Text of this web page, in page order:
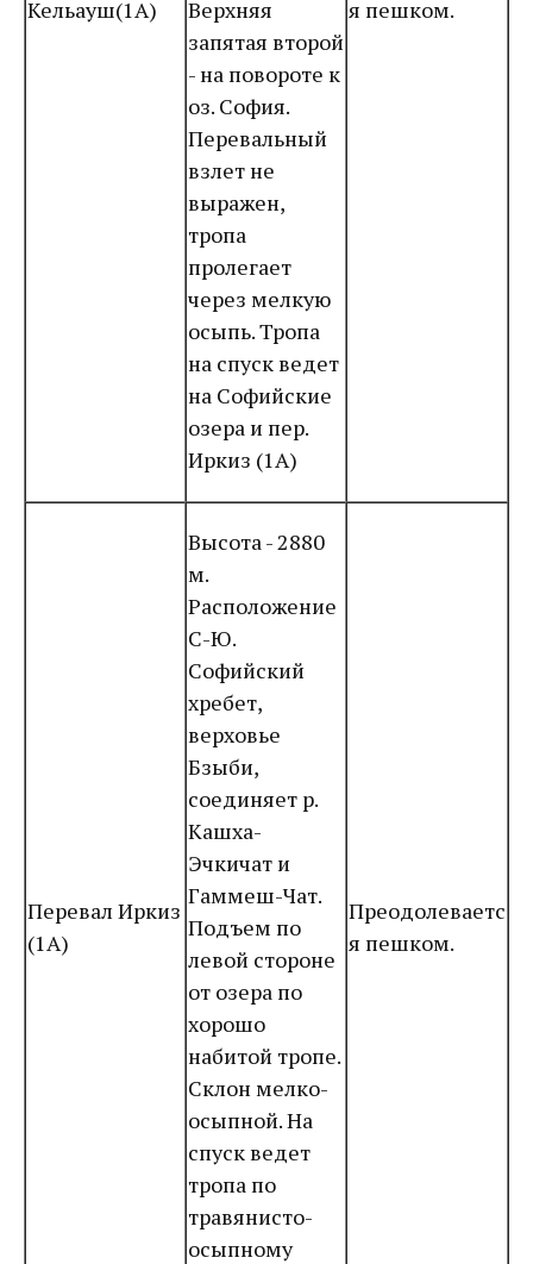
Кельауш(1А)
Верхняя
запятая второй
- на повороте к
оз. София.
Перевальный
взлет не
выражен,
тропа
пролегает
через мелкую
осыпь. Тропа
на спуск ведет
на Софийские
озера и пер.
Иркиз (1А)
я пешком.
Перевал Иркиз
(1А)
Высота - 2880
м.
Расположение
С-Ю.
Софийский
хребет,
верховье
Бзыби,
соединяет р.
Кашха-
Эчкичат и
Гаммеш-Чат.
Подъем по
левой стороне
от озера по
хорошо
набитой тропе.
Склон мелко-
осыпной. На
спуск ведет
тропа по
травянисто-
осыпному
Преодолеваетс
я пешком.